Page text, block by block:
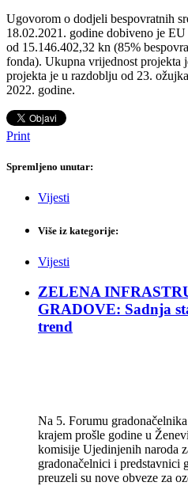
Ugovorom o dodjeli bespovratnih
18.02.2021. godine dobiveno je
od 15.146.402,32 kn (85%
fonda). Ukupna vrijednost projekta
projekta je u razdoblju od 23.
2022. godine.
Print
Spremljeno unutar:
Vijesti
Više iz kategorije:
Vijesti
ZELENA
GRADOVE: Sadnja
trend
Na 5. Forumu
krajem prošle godine u
komisije Ujedinjenih naroda
gradonačelnici i predstavnici
preuzeli su nove obveze za